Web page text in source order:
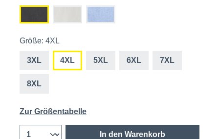
Größe: 4XL
3XL 4XL 5XL 6XL 7XL
8XL
Zur Größentabelle
In den Warenkorb